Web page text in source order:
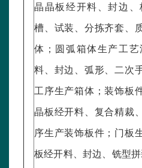
晶晶板经开料、封边
槽、试装、分拣齐套、
体；圆弧箱体生产工
料、封边、弧形、二次
工序生产箱体；装饰板
晶板经开料、复合精裁
序生产装饰板件；门板
板经开料、封边、铣型